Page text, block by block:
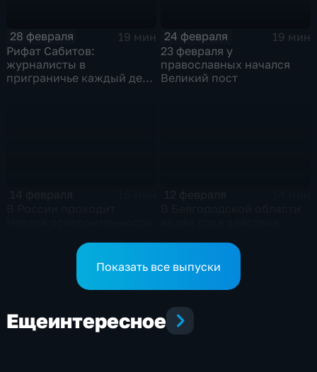
28 февраля
19 мин
Рифат Сабитов:
журналисты в
приграничье каждый день
24 февраля
19 мин
23 февраля у
православных начался
Великий пост
сбережений заключено
порядка 143 тысячи
договоров
Показать все выпуски
Ещеинтересное